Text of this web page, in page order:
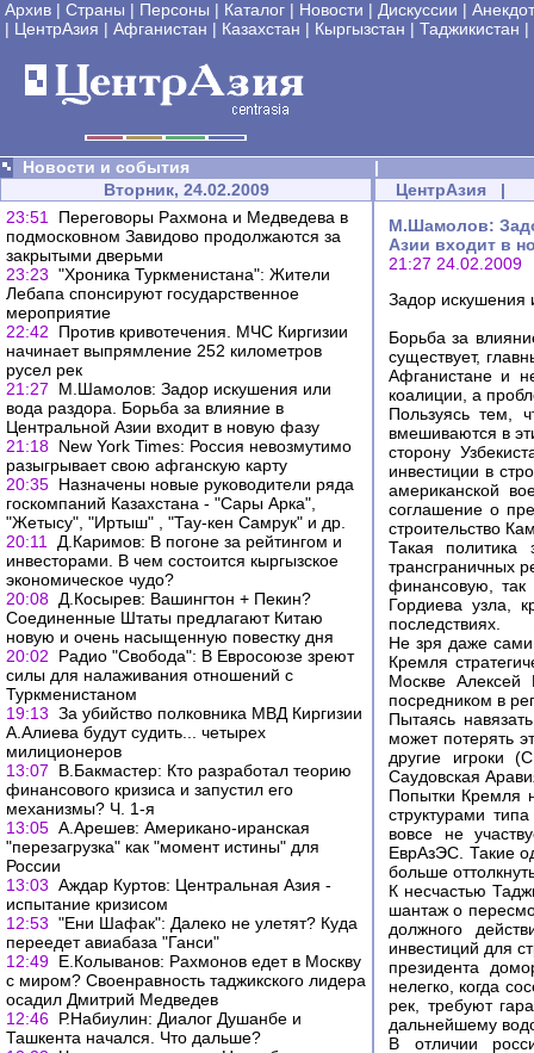
Архив | Страны | Персоны | Каталог | Новости | Дискуссии |
| ЦентрАзия | Афганистан | Казахстан | Кыргызстан | Таджикистан |
Новости и события
|
Вторник, 24.02.2009
23:51
Переговоры Рахмона и Медведева в
подмосковном Завидово продолжаются за
закрытыми дверьми
23:23 "Хроника Туркменистана": Жители
Лебапа спонсируют государственное
мероприятие
22:42
Против кривотечения. МЧС Киргизии
начинает выпрямление 252 километров
русел рек
21:27
М.Шамолов: Задор искушения или
вода раздора. Борьба за влияние в
Центральной Азии входит в новую фазу
21:18 New York Times: Россия невозмутимо
разыгрывает свою афганскую карту
20:35 Назначены новые руководители ряда
госкомпаний Казахстана - "Сары Арка",
"Жетысу", "Иртыш" , "Тау-кен Самрук" и др.
20:11
Д.Каримов: В погоне за рейтингом и
инвесторами. В чем состоится кыргызское
экономическое чудо?
20:08 Д.Косырев: Вашингтон + Пекин?
Соединенные Штаты предлагают Китаю
новую и очень насыщенную повестку дня
20:02
Радио "Свобода": В Евросоюзе зреют
силы для налаживания отношений с
Туркменистаном
19:13 За убийство полковника МВД Киргизии
А.Алиева будут судить... четырех
милиционеров
13:07
В.Бакмастер: Кто разработал теорию
финансового кризиса и запустил его
механизмы? Ч. 1-я
13:05 А.Арешев: Американо-иранская
"перезагрузка" как "момент истины" для
России
13:03 Аждар Куртов: Центральная Азия -
испытание кризисом
12:53 "Ени Шафак": Далеко не улетят? Куда
переедет авиабаза "Ганси"
12:49 Е.Колыванов: Рахмонов едет в Москву
с миром? Своенравность таджикского лидера
осадил Дмитрий Медведев
12:46 Р.Набиулин: Диалог Душанбе и
Ташкента начался. Что дальше?
ЦентрАзия |
М.Шамолов:
Азии входит в
21:27 24.02.2009
Задор искушения
Борьба за
существует,
Афганистане и
коалиции, а
Пользуясь тем,
вмешиваются в
сторону
инвестиции в
американской
соглашение о
строительство
Такая
трансграничных
финансовую, так
Гордиева узла,
последствиях.
Не зря даже
Кремля
Москве Алексей
посредником в
Пытаясь
может потерять
другие игроки
Саудовская
Попытки Кремля
структурами
вовсе не
ЕврАзЭС. Такие
больше
К несчастью
шантаж о
должного
инвестиций для
президента
нелегко, когда
рек, требуют
дальнейшему
В отличии